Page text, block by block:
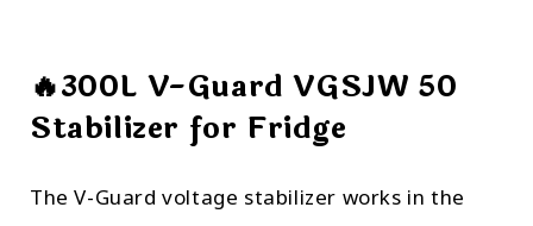
🔥300L V-Guard VGSJW 50
Stabilizer for Fridge
The V-Guard voltage stabilizer works in the